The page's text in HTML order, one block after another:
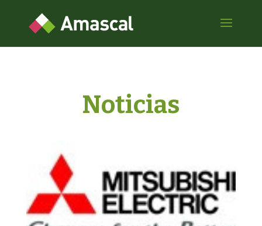
Noticias